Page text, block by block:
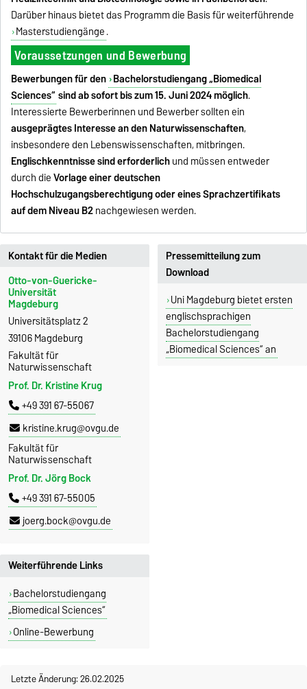
Darüber hinaus bietet das Programm die Basis für weiterführende
Masterstudiengänge.
Voraussetzungen und Bewerbung
Bewerbungen für den Bachelorstudiengang „Biomedical
Sciences“ sind ab sofort bis zum 15. Juni 2024 möglich.
Interessierte Bewerberinnen und Bewerber sollten ein
ausgeprägtes Interesse an den Naturwissenschaften,
insbesondere den Lebenswissenschaften, mitbringen.
Englischkenntnisse sind erforderlichund müssen entweder
durch dieVorlage einer deutschen
Hochschulzugangsberechtigung oder eines Sprachzertifikats
auf dem Niveau B2nachgewiesen werden.
Kontakt für die Medien
Otto-von-Guericke-
Universität
Magdeburg
Universitätsplatz 2
39106 Magdeburg
Fakultät für
Naturwissenschaft
Prof. Dr. Kristine Krug
+49 391 67-55067
kristine.krug@ovgu.de
Fakultät für
Naturwissenschaft
Prof. Dr. Jörg Bock
+49 391 67-55005
joerg.bock@ovgu.de
Pressemitteilung zum
Download
Uni Magdeburg bietet ersten
englischsprachigen
Bachelorstudiengang
„Biomedical Sciences“ an
Weiterführende Links
Bachelorstudiengang
„Biomedical Sciences“
Online-Bewerbung
Letzte Änderung: 26.02.2025